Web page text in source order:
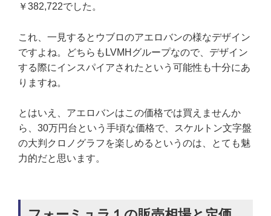
￥382,722でした。
これ、一見するとウブロのアエロバンの様なデザイン
ですよね。どちらもLVMHグループなので、デザイン
する際にインスパイアされたという可能性も十分にあ
りますね。
とはいえ、アエロバンはこの価格では買えませんか
ら、30万円台という手頃な価格で、スケルトン文字盤
の大判クロノグラフを楽しめるというのは、とても魅
力的だと思います。